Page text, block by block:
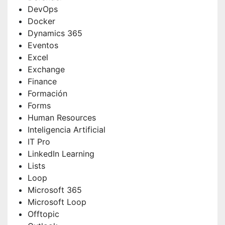
DevOps
Docker
Dynamics 365
Eventos
Excel
Exchange
Finance
Formación
Forms
Human Resources
Inteligencia Artificial
IT Pro
LinkedIn Learning
Lists
Loop
Microsoft 365
Microsoft Loop
Offtopic